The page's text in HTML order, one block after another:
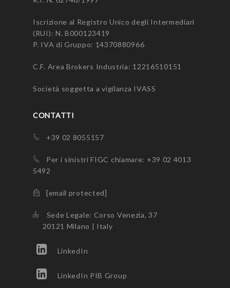
Iscrizione al Registro Unico degli Intermediari
(RUI): N.B000123419
P. IVA di Gruppo: 14370880966
C.F. Area Brokers Industria: 12216510151
Società soggetta a vigilanza IVASS
CONTATTI
+39 02 8055157
Per i sinistri FIGC chiamare: +39 02 4013
5492
[email protected]
Sede Legale: Corso Venezia, 37
20121 Milano | Italy
LinkedIn
LinkedIn PIB Group